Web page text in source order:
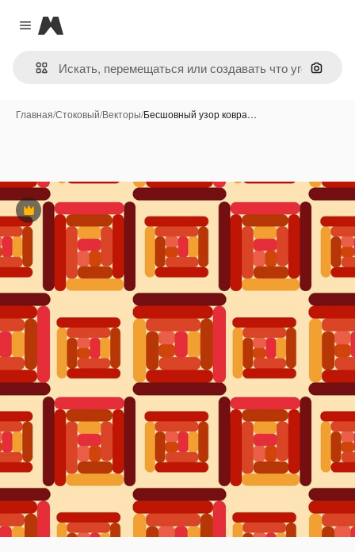
Close menu
Magnific
Поиск
Главная/Стоковый/Векторы/Бесшовный узор ковра…
Премиум